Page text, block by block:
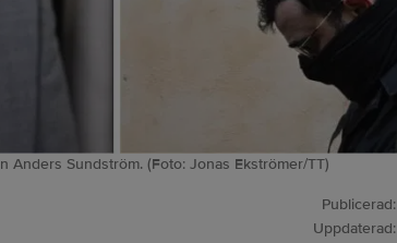
Sundström. (Foto: Jonas Ekströmer/TT)
Publicerad:
Uppdaterad: